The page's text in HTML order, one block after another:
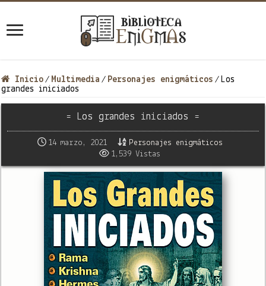
Inicio / Multimedia / Personajes enigmáticos / Los
grandes iniciados
= Los grandes iniciados =
14 marzo, 2021
Personajes enigmáticos
1,539 Vistas